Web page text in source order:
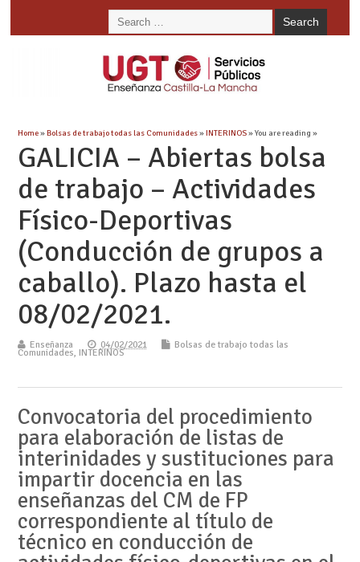
Home»Bolsas de trabajo todas las Comunidades»INTERINOS» You are reading »
GALICIA – Abiertas bolsa
de trabajo – Actividades
Físico-Deportivas
(Conducción de grupos a
caballo). Plazo hasta el
08/02/2021.
Enseñanza 04/02/2021 Bolsas de trabajo todas las
Comunidades, INTERINOS
Convocatoria del procedimiento
para elaboración de listas de
interinidades y sustituciones para
impartir docencia en las
enseñanzas del CM de FP
correspondiente al título de
técnico en conducción de